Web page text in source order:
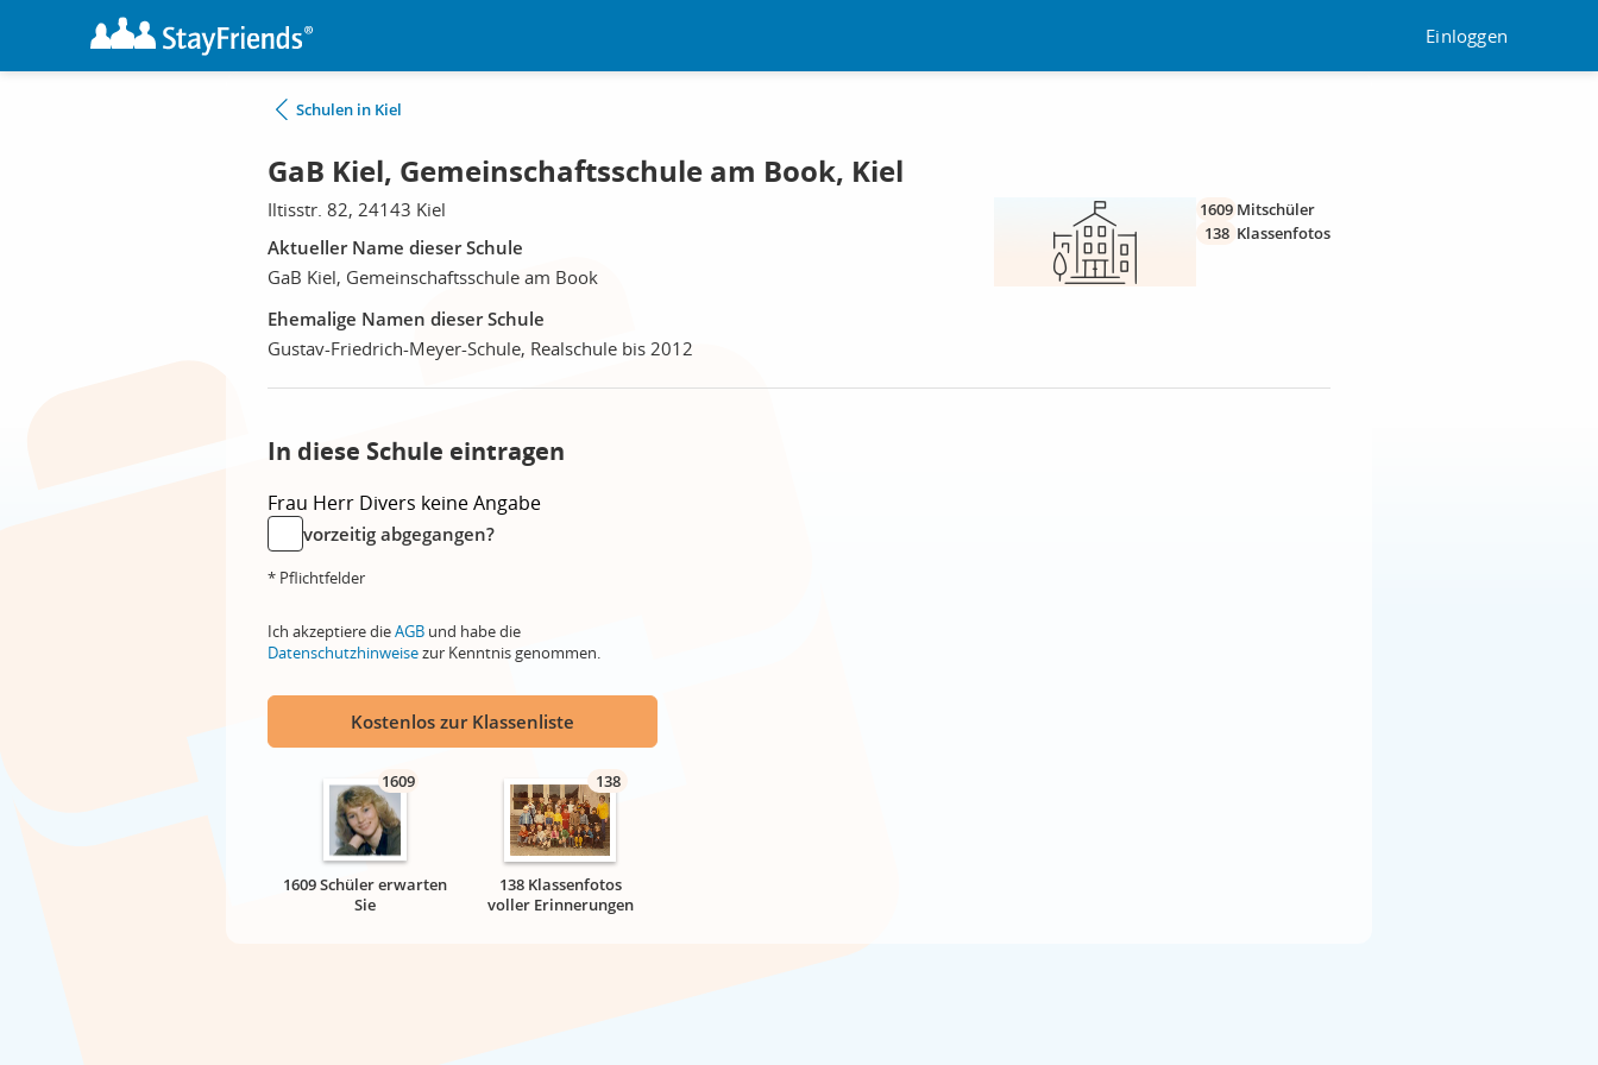
Einloggen
Schulen in Kiel
GaB Kiel, Gemeinschaftsschule am Book, Kiel
Iltisstr. 82, 24143 Kiel
Aktueller Name dieser Schule
GaB Kiel, Gemeinschaftsschule am Book
Ehemalige Namen dieser Schule
Gustav-Friedrich-Meyer-Schule, Realschule bis 2012
1609 Mitschüler
138 Klassenfotos
In diese Schule eintragen
Frau Herr Divers keine Angabe
vorzeitig abgegangen?
* Pflichtfelder
Ich akzeptiere dieAGB und habe die
Datenschutzhinweisezur Kenntnis genommen.
Kostenlos zur Klassenliste
1609
1609 Schüler erwarten
Sie
138
138 Klassenfotos
voller Erinnerungen